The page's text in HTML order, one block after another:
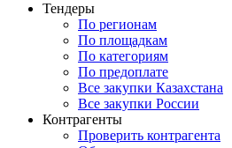
Тендеры
По регионам
По площадкам
По категориям
По предоплате
Все закупки Казахстана
Все закупки России
Контрагенты
Проверить контрагента